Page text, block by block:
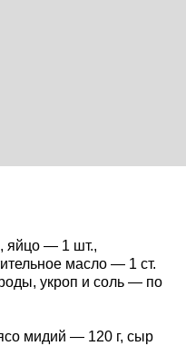
яйцо — 1 шт.,
масло — 1 ст.
укроп и соль — по
мидий — 120 г, сыр